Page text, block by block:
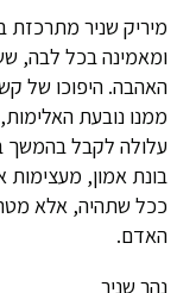
מיריק שניר מתרכזת
ומאמינה בכל לבה,
האהבה. היפוכו של
ממנו נובעת
עלולה לקבל בהמשך
בונת אמון,
ככל שתהיה, אלא
האדם.
נהר שניר